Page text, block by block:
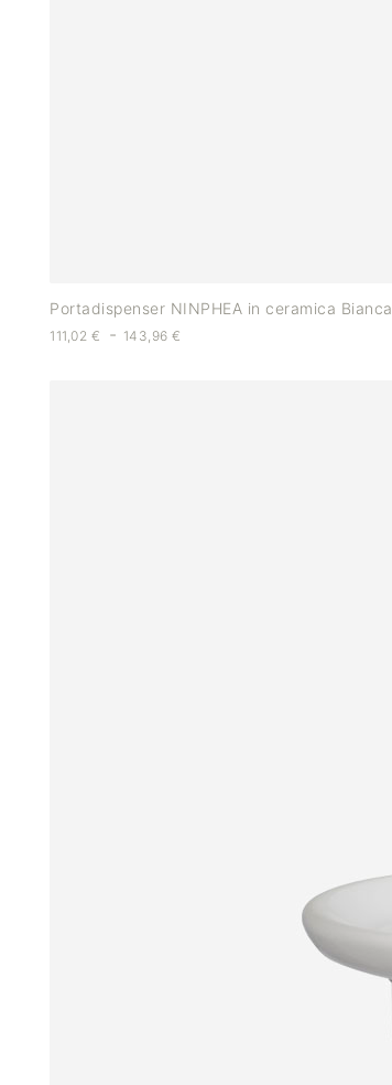
Portadispenser NINPHEA in ceramica Bianca
111,02 € - 143,96€